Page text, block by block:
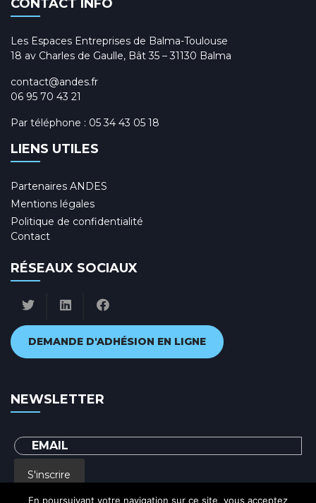
CONTACT INFO
Les Espaces Entreprises de Balma-Toulouse
18 av Charles de Gaulle, Bât 35 – 31130 Balma
contact@andes.fr
06 95 70 43 21
Par téléphone : 05 34 43 05 18
LIENS UTILES
Partenaires ANDES
Mentions légales
Politique de confidentialité
Contact
RÉSEAUX SOCIAUX
DEMANDE D'ADHÉSION EN LIGNE
NEWSLETTER
S'inscrire
En poursuivant votre navigation sur ce site, vous acceptez